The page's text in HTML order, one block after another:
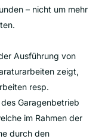
– nicht um mehr
Ausführung von
zeigt,
resp.
Garagenbetrieb
im Rahmen der
durch den